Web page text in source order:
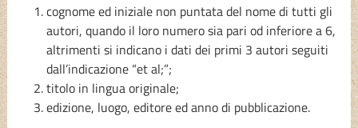
cognome ed iniziale non puntata del nome di tutti gli
autori, quando il loro numero sia pari od inferiore a 6,
altrimenti si indicano i dati dei primi 3 autori seguiti
dall’indicazione “et al;”;
titolo in lingua originale;
edizione, luogo, editore ed anno di pubblicazione.